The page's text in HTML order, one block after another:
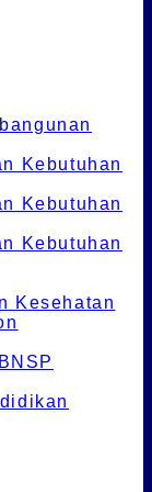
Kebutuhan
Kebutuhan
Kebutuhan
Kesehatan